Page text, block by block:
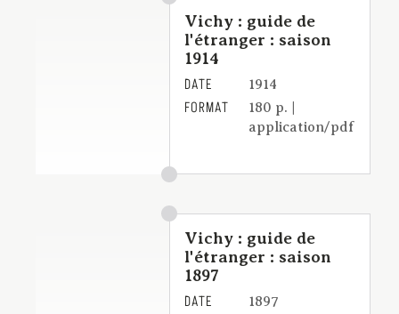
Vichy : guide de
l'étranger : saison
1914
DATE 1914
FORMAT
180 p. |
application/pdf
Vichy : guide de
l'étranger : saison
1897
DATE 1897